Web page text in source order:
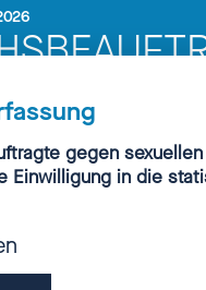
STARTET
ORT!“
gegen
Einwilligung in die